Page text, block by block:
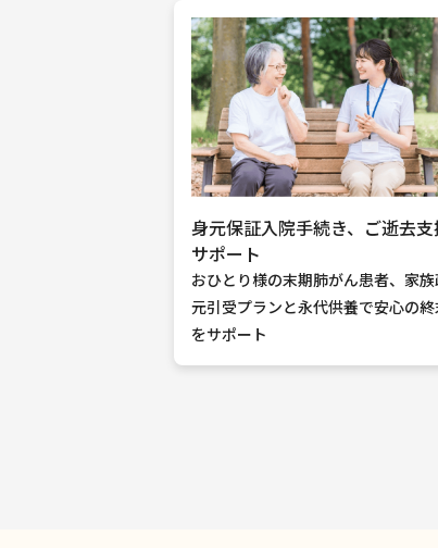
身元保証入院手続き、ご逝去
サポート
おひとり様の末期肺がん患者、家
元引受プランと永代供養で安心の
をサポート